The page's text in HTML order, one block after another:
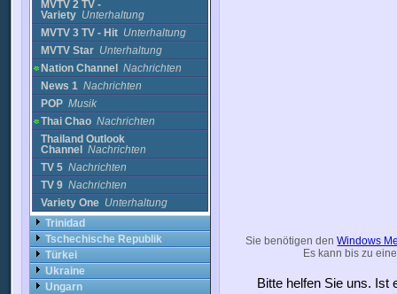
MVTV 2 TV -
Variety Unterhaltung
MVTV 3 TV - Hit Unterhaltung
MVTV Star Unterhaltung
Nation Channel
Nachrichten
News 1 Nachrichten
POP Musik
Thai Chao Nachrichten
Thailand Outlook
Channel
Nachrichten
TV 5 Nachrichten
TV 9 Nachrichten
Variety One Unterhaltung
Trinidad
Tschechische Republik
Türkei
Ukraine
Ungarn
Sie benötigen denWindows
Es kann bis zu
Bitte helfen Sie uns.